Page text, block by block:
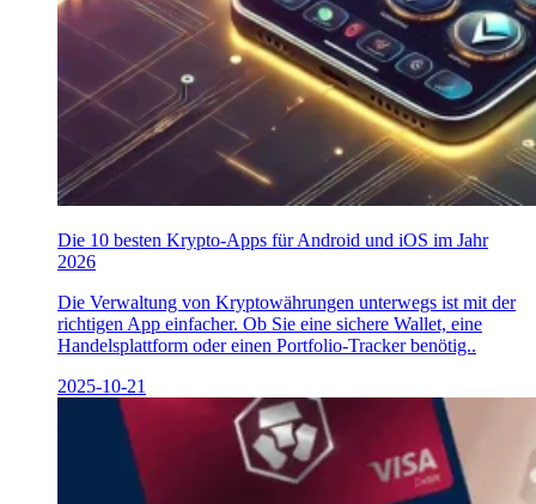
Die 10 besten Krypto-Apps für Android und iOS im Jahr
2026
Die Verwaltung von Kryptowährungen unterwegs ist mit der
richtigen App einfacher. Ob Sie eine sichere Wallet, eine
Handelsplattform oder einen Portfolio-Tracker benötig..
2025-10-21